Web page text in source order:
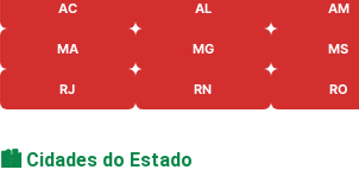
AC AL AM
MA MG MS
RJ RN RO
🏙️ Cidades do Estado